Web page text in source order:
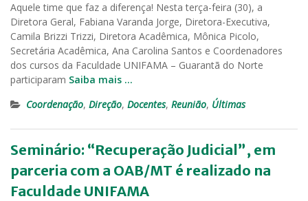
Aquele time que faz a diferença! Nesta terça-feira (30), a
Diretora Geral, Fabiana Varanda Jorge, Diretora-Executiva,
Camila Brizzi Trizzi, Diretora Acadêmica, Mônica Picolo,
Secretária Acadêmica, Ana Carolina Santos e Coordenadores
dos cursos da Faculdade UNIFAMA – Guarantã do Norte
participaram Saiba mais …
Coordenação, Direção, Docentes, Reunião, Últimas
Seminário: “Recuperação Judicial”, em
parceria com a OAB/MT é realizado na
Faculdade UNIFAMA